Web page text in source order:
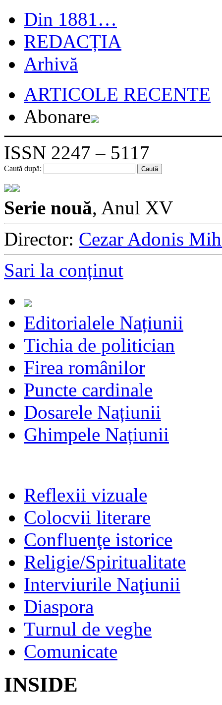
Din 1881…
REDACȚIA
Arhivă
ARTICOLE RECENTE
Abonare
ISSN 2247 – 5117
Caută după:
Serie nouă, Anul XV
Director: Cezar Adonis
Sari la conținut
Editorialele Națiunii
Tichia de politician
Firea românilor
Puncte cardinale
Dosarele Națiunii
Ghimpele Națiunii
Reflexii vizuale
Colocvii literare
Confluenţe istorice
Religie/Spiritualitate
Interviurile Naţiunii
Diaspora
Turnul de veghe
Comunicate
INSIDE